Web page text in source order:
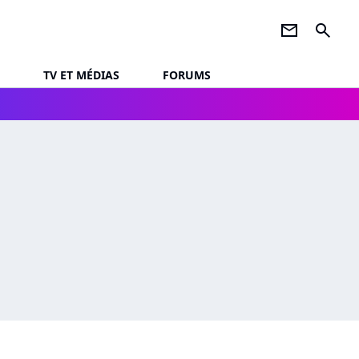
newsletter search
TV ET MÉDIAS FORUMS